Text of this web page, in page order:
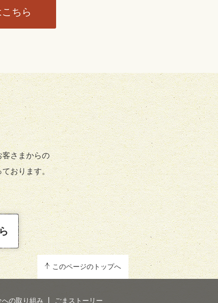
ちら
客さまからの
おります。
このページのトップへ
の取り組み ごまストーリー